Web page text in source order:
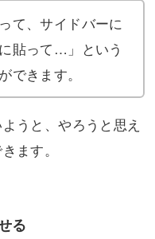
て、サイドバーに
貼って…」という
できます。
うと、やろうと思え
ます。
る